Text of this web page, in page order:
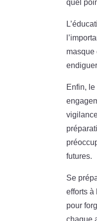
quel
masque
Enfin,
futures.
Se
efforts à
pour
chaque